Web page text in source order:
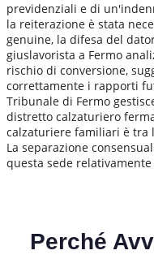
previdenziali e di
la reiterazione è stata
genuine, la difesa del
giuslavorista a Fermo
rischio di conversione,
correttamente i rapporti
Tribunale di Fermo
distretto calzaturiero
calzaturiere familiari è tra
La separazione
questa sede
Perché